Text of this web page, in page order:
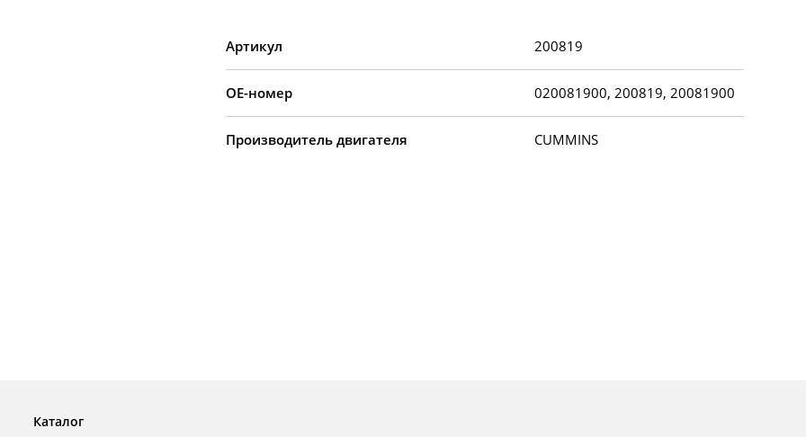
Артикул 200819
OE-номер 020081900, 200819, 20081900
Производитель двигателя CUMMINS
Каталог